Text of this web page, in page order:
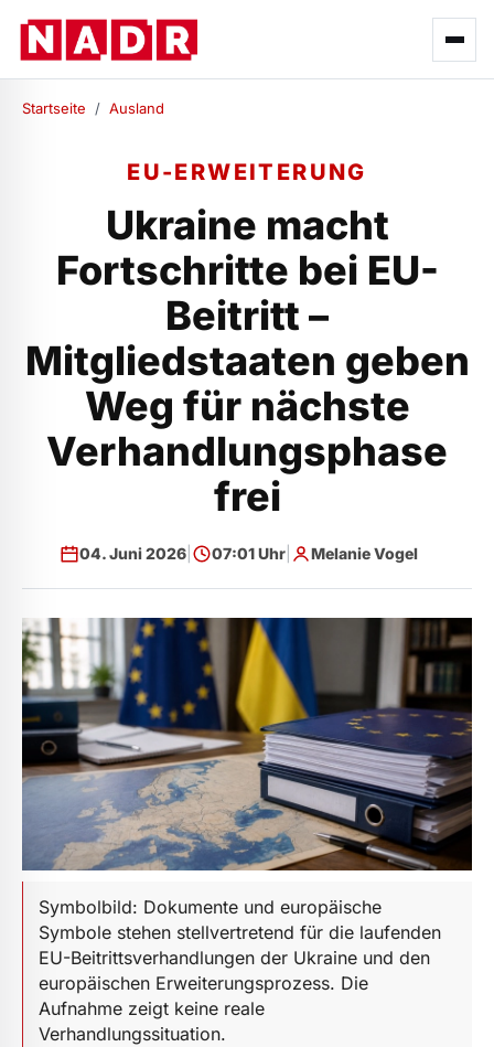
Startseite / Ausland
EU-ERWEITERUNG
Ukraine macht
Fortschritte bei EU-
Beitritt –
Mitgliedstaaten geben
Weg für nächste
Verhandlungsphase
frei
04. Juni 2026 07:01 Uhr Melanie Vogel
Symbolbild: Dokumente und europäische
Symbole stehen stellvertretend für die laufenden
EU-Beitrittsverhandlungen der Ukraine und den
europäischen Erweiterungsprozess. Die
Aufnahme zeigt keine reale
Verhandlungssituation.